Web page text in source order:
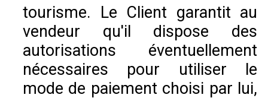
tourisme. Le Client garantit au
vendeur qu'il dispose des
autorisations éventuellement
nécessaires pour utiliser le
mode de paiement choisi par lui,